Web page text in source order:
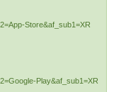
Store&af_sub1=XR
Play&af_sub1=XR